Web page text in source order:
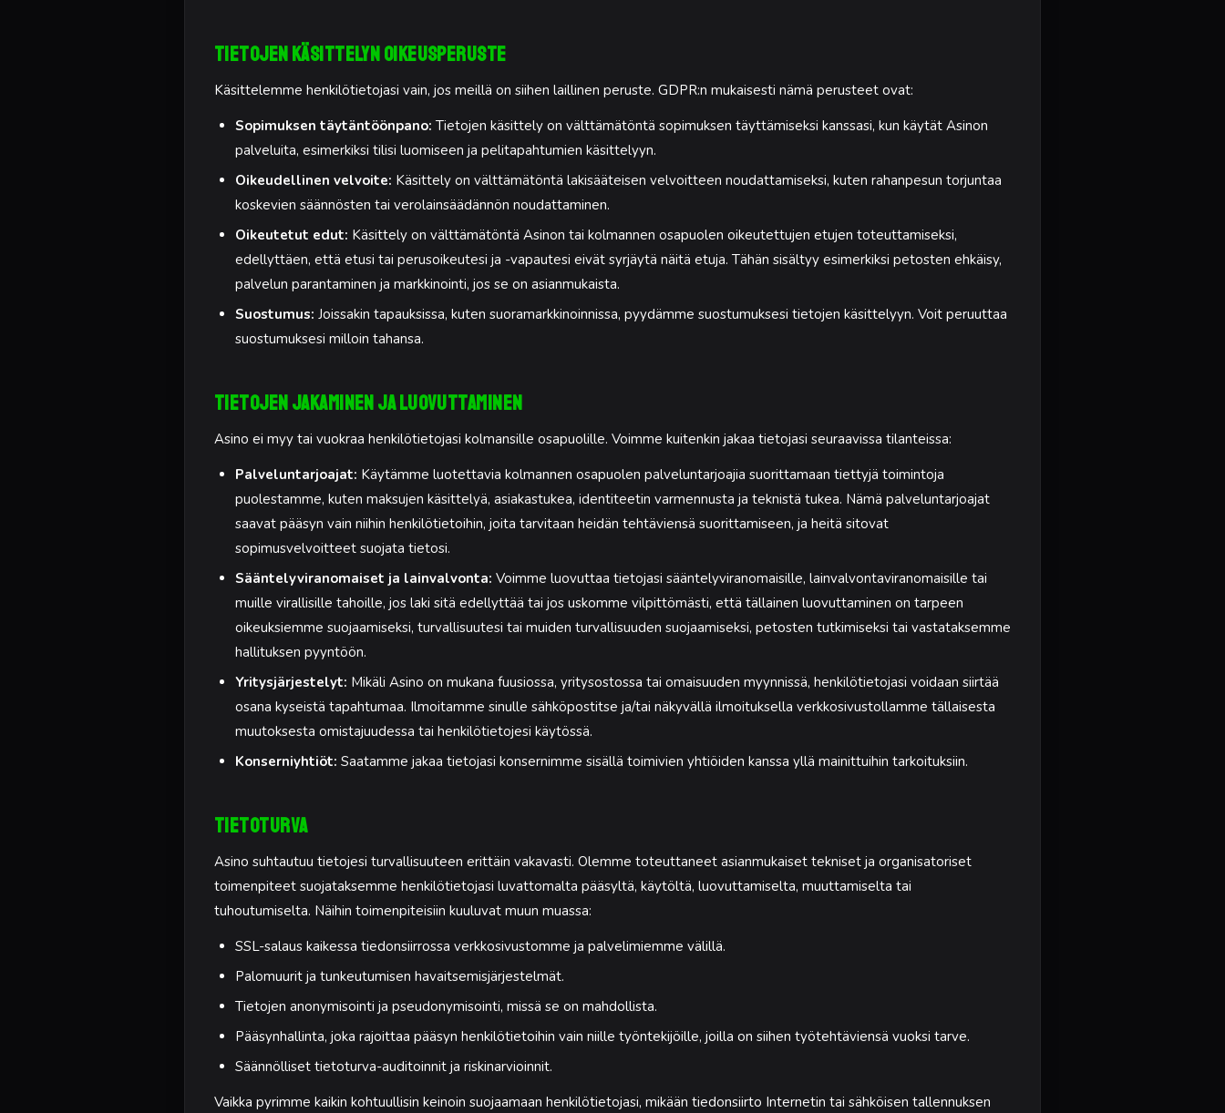
Tietojen käsittelyn oikeusperuste
Käsittelemme henkilötietojasi vain, jos meillä on siihen laillinen peruste. GDPR:n mukaisesti nämä perusteet ovat:
Sopimuksen täytäntöönpano: Tietojen käsittely on välttämätöntä sopimuksen täyttämiseksi kanssasi, kun käytät Asinon
palveluita, esimerkiksi tilisi luomiseen ja pelitapahtumien käsittelyyn.
Oikeudellinen velvoite: Käsittely on välttämätöntä lakisääteisen velvoitteen noudattamiseksi, kuten rahanpesun torjuntaa
koskevien säännösten tai verolainsäädännön noudattaminen.
Oikeutetut edut: Käsittely on välttämätöntä Asinon tai kolmannen osapuolen oikeutettujen etujen toteuttamiseksi,
edellyttäen, että etusi tai perusoikeutesi ja -vapautesi eivät syrjäytä näitä etuja. Tähän sisältyy esimerkiksi petosten ehkäisy,
palvelun parantaminen ja markkinointi, jos se on asianmukaista.
Suostumus: Joissakin tapauksissa, kuten suoramarkkinoinnissa, pyydämme suostumuksesi tietojen käsittelyyn. Voit peruuttaa
suostumuksesi milloin tahansa.
Tietojen jakaminen ja luovuttaminen
Asino ei myy tai vuokraa henkilötietojasi kolmansille osapuolille. Voimme kuitenkin jakaa tietojasi seuraavissa tilanteissa:
Palveluntarjoajat: Käytämme luotettavia kolmannen osapuolen palveluntarjoajia suorittamaan tiettyjä toimintoja
puolestamme, kuten maksujen käsittelyä, asiakastukea, identiteetin varmennusta ja teknistä tukea. Nämä palveluntarjoajat
saavat pääsyn vain niihin henkilötietoihin, joita tarvitaan heidän tehtäviensä suorittamiseen, ja heitä sitovat
sopimusvelvoitteet suojata tietosi.
Sääntelyviranomaiset ja lainvalvonta: Voimme luovuttaa tietojasi sääntelyviranomaisille, lainvalvontaviranomaisille tai
muille virallisille tahoille, jos laki sitä edellyttää tai jos uskomme vilpittömästi, että tällainen luovuttaminen on tarpeen
oikeuksiemme suojaamiseksi, turvallisuutesi tai muiden turvallisuuden suojaamiseksi, petosten tutkimiseksi tai vastataksemme
hallituksen pyyntöön.
Yritysjärjestelyt: Mikäli Asino on mukana fuusiossa, yritysostossa tai omaisuuden myynnissä, henkilötietojasi voidaan siirtää
osana kyseistä tapahtumaa. Ilmoitamme sinulle sähköpostitse ja/tai näkyvällä ilmoituksella verkkosivustollamme tällaisesta
muutoksesta omistajuudessa tai henkilötietojesi käytössä.
Konserniyhtiöt: Saatamme jakaa tietojasi konsernimme sisällä toimivien yhtiöiden kanssa yllä mainittuihin tarkoituksiin.
Tietoturva
Asino suhtautuu tietojesi turvallisuuteen erittäin vakavasti. Olemme toteuttaneet asianmukaiset tekniset ja organisatoriset
toimenpiteet suojataksemme henkilötietojasi luvattomalta pääsyltä, käytöltä, luovuttamiselta, muuttamiselta tai
tuhoutumiselta. Näihin toimenpiteisiin kuuluvat muun muassa:
SSL-salaus kaikessa tiedonsiirrossa verkkosivustomme ja palvelimiemme välillä.
Palomuurit ja tunkeutumisen havaitsemisjärjestelmät.
Tietojen anonymisointi ja pseudonymisointi, missä se on mahdollista.
Pääsynhallinta, joka rajoittaa pääsyn henkilötietoihin vain niille työntekijöille, joilla on siihen työtehtäviensä vuoksi tarve.
Säännölliset tietoturva-auditoinnit ja riskinarvioinnit.
Vaikka pyrimme kaikin kohtuullisin keinoin suojaamaan henkilötietojasi, mikään tiedonsiirto Internetin tai sähköisen tallennuksen